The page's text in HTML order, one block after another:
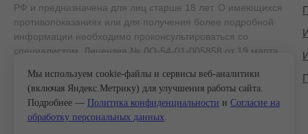
Мы используем cookie-файлы и сервисы веб-аналитики
(включая Яндекс.Метрику) для улучшения работы сайта.
Подробнее — Политика конфиденциальности и Согласие на
обработку персональных данных.
РФ и предназначена для лиц старше 18 лет. О имеющихся
противопоказаниях или для получения более подробной
информации необходимо проконсультироваться со
специалистом. Лицензия № ЛО-54-01-005858 от 19 марта